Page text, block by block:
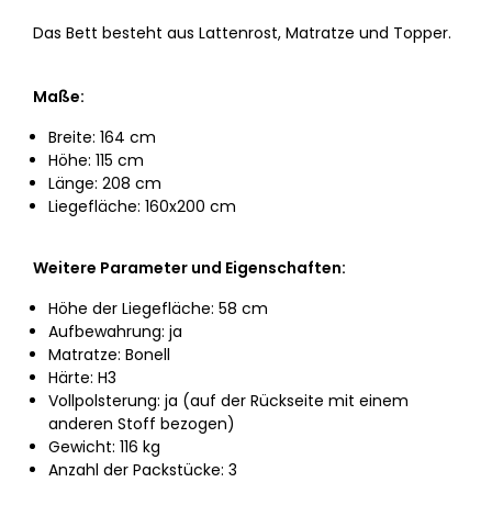
Das Bett besteht aus Lattenrost, Matratze und Topper.
Maße:
Breite: 164 cm
Höhe: 115 cm
Länge: 208 cm
Liegefläche: 160x200 cm
Weitere Parameter und Eigenschaften:
Höhe der Liegefläche: 58 cm
Aufbewahrung: ja
Matratze: Bonell
Härte: H3
Vollpolsterung: ja (auf der Rückseite mit einem
anderen Stoff bezogen)
Gewicht: 116 kg
Anzahl der Packstücke: 3